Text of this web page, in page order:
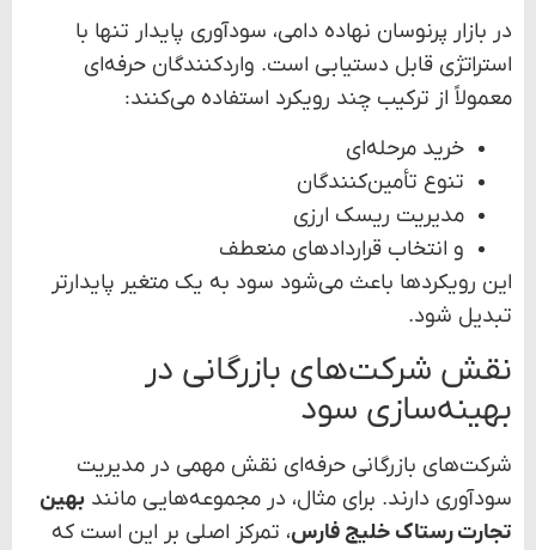
در بازار پرنوسان نهاده دامی، سودآوری پایدار تنها با
استراتژی قابل دستیابی است. واردکنندگان حرفه‌ای
معمولاً از ترکیب چند رویکرد استفاده می‌کنند:
خرید مرحله‌ای
تنوع تأمین‌کنندگان
مدیریت ریسک ارزی
و انتخاب قراردادهای منعطف
این رویکردها باعث می‌شود سود به یک متغیر پایدارتر
تبدیل شود.
نقش شرکت‌های بازرگانی در
بهینه‌سازی سود
شرکت‌های بازرگانی حرفه‌ای نقش مهمی در مدیریت
سودآوری دارند. برای مثال، در مجموعه‌هایی مانند بهین
تجارت رستاک خلیج فارس، تمرکز اصلی بر این است که